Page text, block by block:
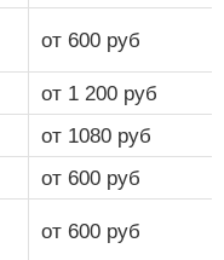
от 600 руб
от 1 200 руб
от 1080 руб
от 600 руб
от 600 руб